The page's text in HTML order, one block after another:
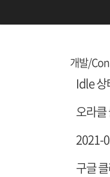
개발/
Idle 상
오라클
2021-
구글